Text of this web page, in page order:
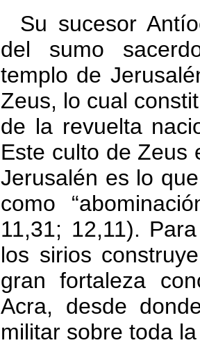
Su sucesor
del sumo
templo de
Zeus, lo cual
de la revuelta
Este culto de Zeus
Jerusalén es lo
como
11,31; 12,11).
los sirios
gran fortaleza
Acra, desde
militar sobre toda